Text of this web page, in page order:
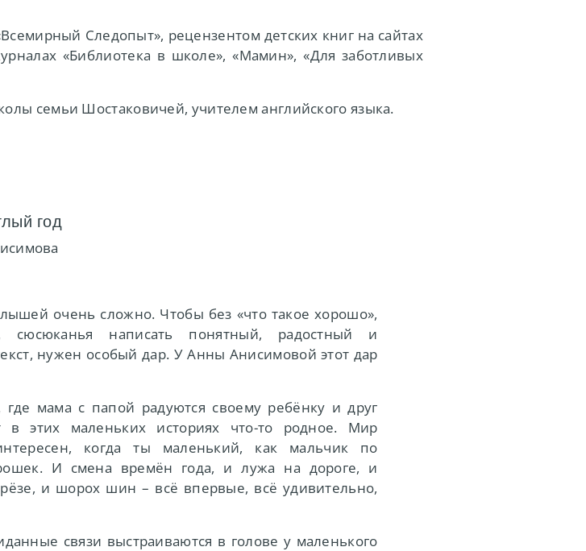
Следопыт», рецензентом детских книг на сайтах
«Библиотека в школе», «Мамин», «Для заботливых
семьи Шостаковичей, учителем английского языка.
год
очень сложно. Чтобы без «что такое хорошо»,
сюсюканья написать понятный, радостный и
нужен особый дар. У Анны Анисимовой этот дар
где мама с папой радуются своему ребёнку и друг
в этих маленьких историях что-то родное. Мир
когда ты маленький, как мальчик по
И смена времён года, и лужа на дороге, и
и шорох шин – всё впервые, всё удивительно,
связи выстраиваются в голове у маленького